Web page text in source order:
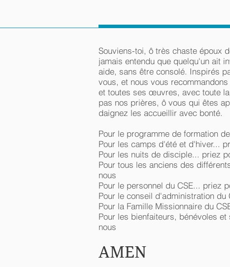
Souviens-toi, ô très chaste époux
jamais entendu que quelqu'un ait
aide, sans être consolé. Inspirés
vous, et nous vous
et toutes ses œuvres, avec toute
pas nos prières, ô vous qui êtes
daignez les accueillir avec bonté.
Pour le programme de formation
Pour les camps d'été et d'hiver...
Pour les nuits de disciple... priez
Pour tous les anciens des
nous
Pour le personnel du CSE... priez
Pour le conseil d'administration du
Pour la Famille Missionnaire du
Pour les bienfaiteurs, bénévoles
nous
AMEN